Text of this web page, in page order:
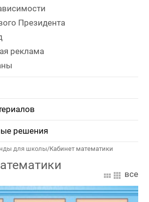
Президента
реклама
решения
для школы/Кабинет математики
все